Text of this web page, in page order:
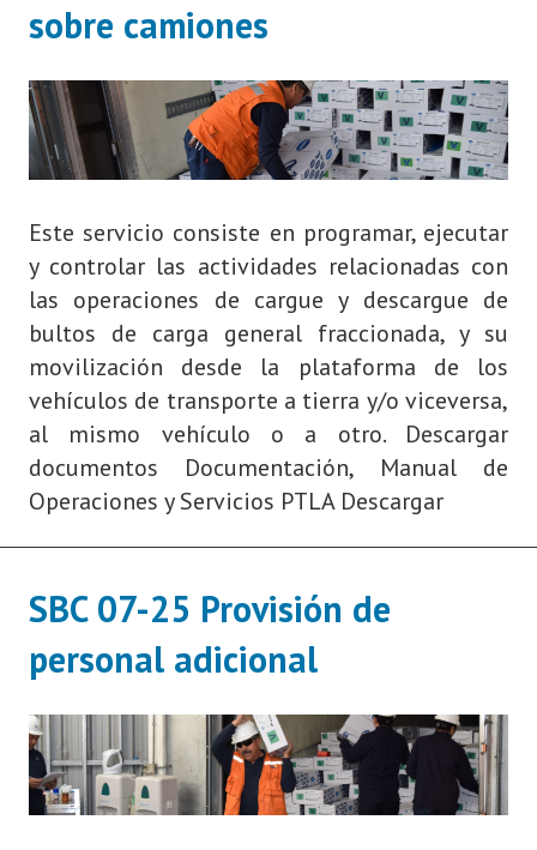
sobre camiones
Este servicio consiste en programar, ejecutar
y controlar las actividades relacionadas con
las operaciones de cargue y descargue de
bultos de carga general fraccionada, y su
movilización desde la plataforma de los
vehículos de transporte a tierra y/o viceversa,
al mismo vehículo o a otro. Descargar
documentos Documentación, Manual de
Operaciones y Servicios PTLA Descargar
SBC 07-25 Provisión de
personal adicional